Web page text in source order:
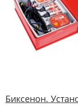
Биксенон.